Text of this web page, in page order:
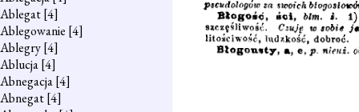
Ablegat[4]
Ablegowanie [4]
Ablegry[4]
Ablucja[4]
Abnegacja[4]
Abnegat[4]